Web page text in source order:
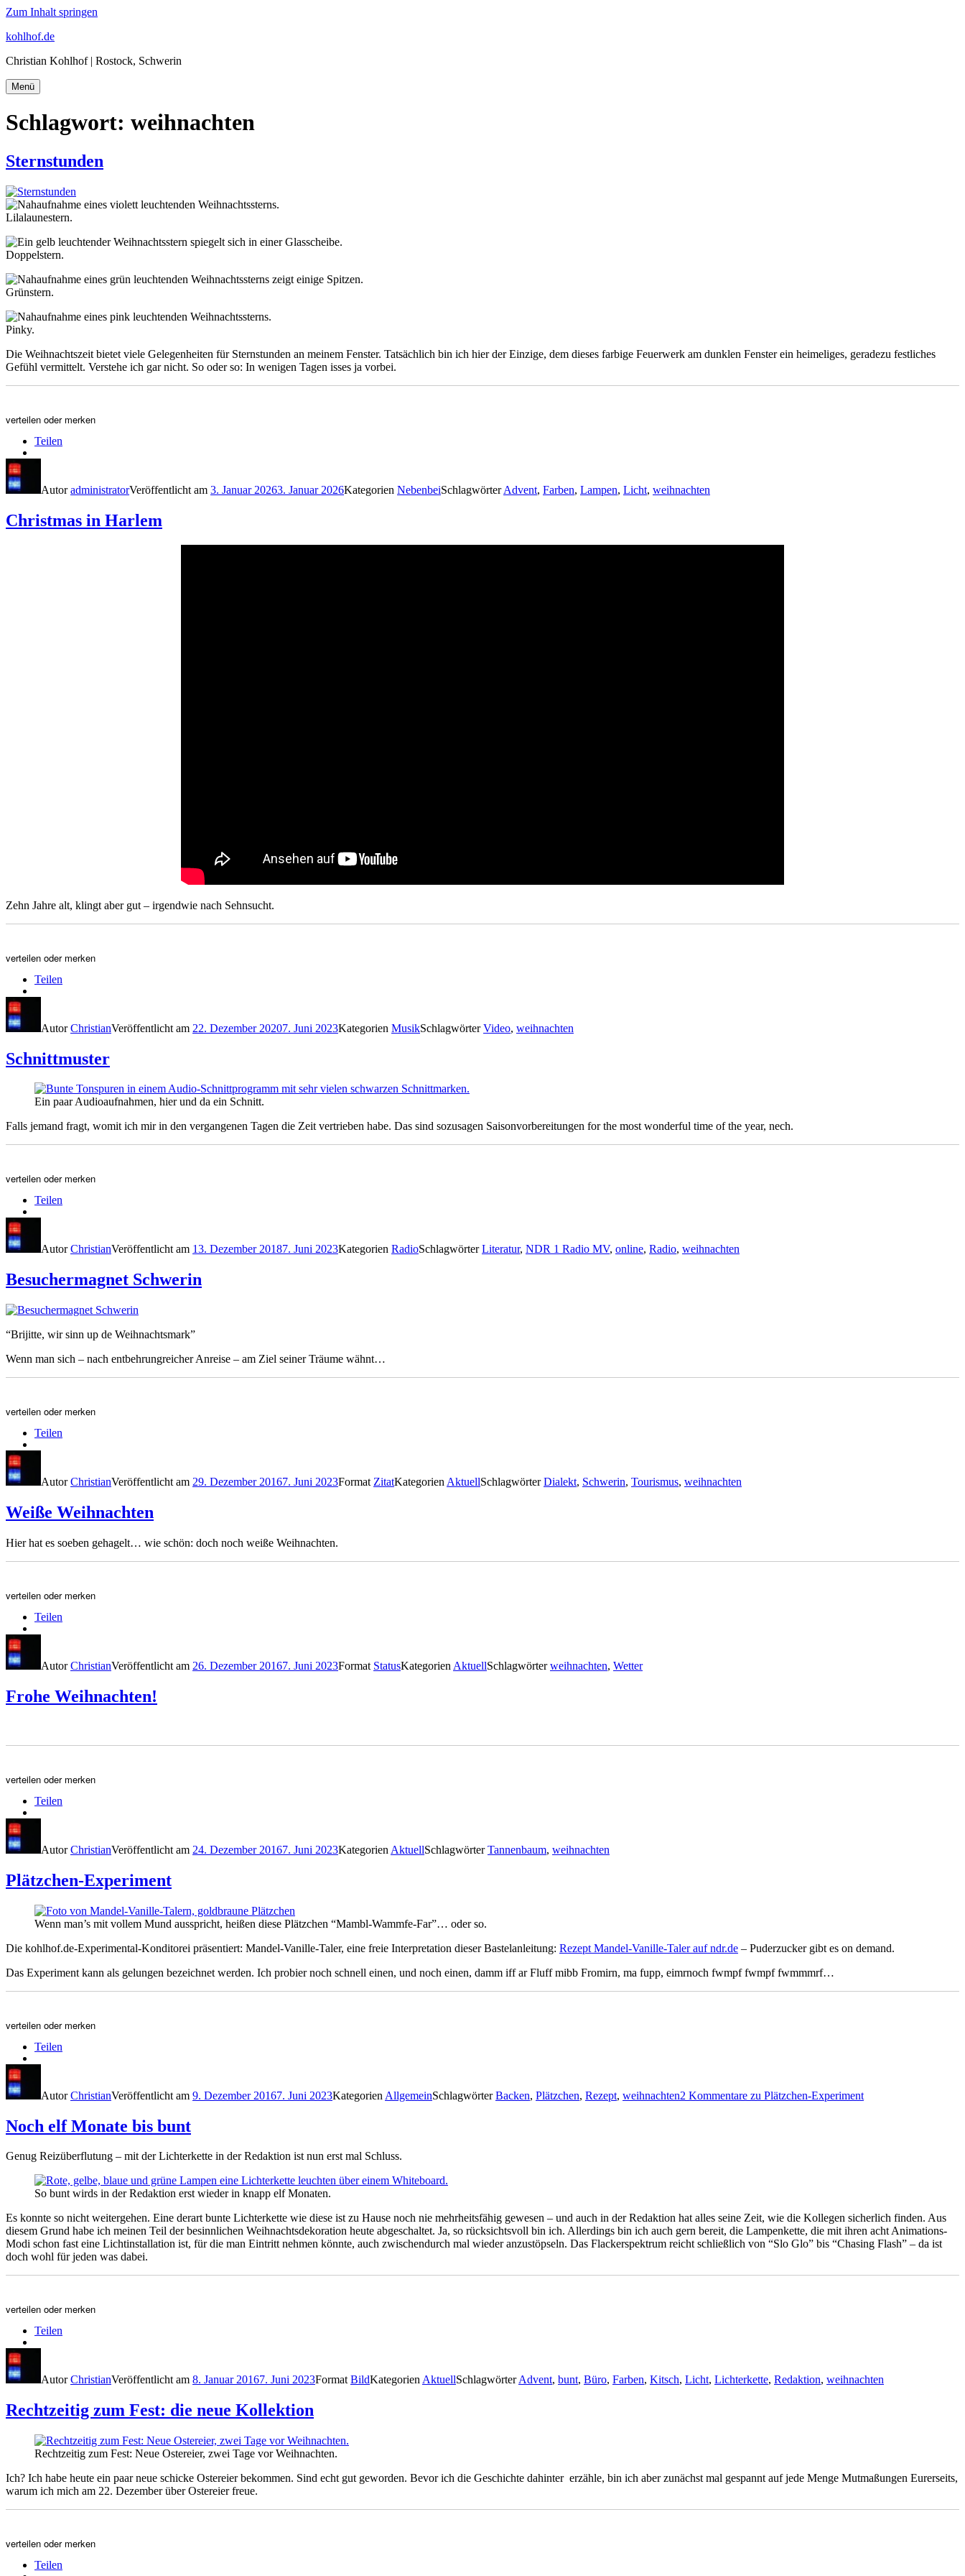
Zum Inhalt springen
kohlhof.de
Christian Kohlhof | Rostock, Schwerin
Menü
Schlagwort: weihnachten
Sternstunden
Lilalaunestern.
Doppelstern.
Grünstern.
Pinky.
Die Weihnachtszeit bietet viele Gelegenheiten für Sternstunden an meinem Fenster. Tatsächlich bin ich hier der Einzige, dem dieses farbige Feuerwerk am dunklen Fenster ein heimeliges, geradezu festliches
Gefühl vermittelt. Verstehe ich gar nicht. So oder so: In wenigen Tagen isses ja vorbei.
verteilen oder merken
Teilen
AutoradministratorVeröffentlicht am 3. Januar 20263. Januar 2026Kategorien NebenbeiSchlagwörterAdvent, Farben, Lampen, Licht, weihnachten
Christmas in Harlem
Zehn Jahre alt, klingt aber gut – irgendwie nach Sehnsucht.
verteilen oder merken
Teilen
AutorChristianVeröffentlicht am 22. Dezember 20207. Juni 2023Kategorien MusikSchlagwörterVideo, weihnachten
Schnittmuster
Ein paar Audioaufnahmen, hier und da ein Schnitt.
Falls jemand fragt, womit ich mir in den vergangenen Tagen die Zeit vertrieben habe. Das sind sozusagen Saisonvorbereitungen for the most wonderful time of the year, nech.
verteilen oder merken
Teilen
AutorChristianVeröffentlicht am 13. Dezember 20187. Juni 2023Kategorien RadioSchlagwörterLiteratur, NDR 1 Radio MV, online, Radio, weihnachten
Besuchermagnet Schwerin
“Brijitte, wir sinn up de Weihnachtsmark”
Wenn man sich – nach entbehrungreicher Anreise – am Ziel seiner Träume wähnt…
verteilen oder merken
Teilen
AutorChristianVeröffentlicht am 29. Dezember 20167. Juni 2023Format ZitatKategorien AktuellSchlagwörterDialekt, Schwerin, Tourismus, weihnachten
Weiße Weihnachten
Hier hat es soeben gehagelt… wie schön: doch noch weiße Weihnachten.
verteilen oder merken
Teilen
AutorChristianVeröffentlicht am 26. Dezember 20167. Juni 2023Format StatusKategorien AktuellSchlagwörterweihnachten, Wetter
Frohe Weihnachten!
verteilen oder merken
Teilen
AutorChristianVeröffentlicht am 24. Dezember 20167. Juni 2023Kategorien AktuellSchlagwörterTannenbaum, weihnachten
Plätzchen-Experiment
Wenn man’s mit vollem Mund ausspricht, heißen diese Plätzchen “Mambl-Wammfe-Far”… oder so.
Die kohlhof.de-Experimental-Konditorei präsentiert: Mandel-Vanille-Taler, eine freie Interpretation dieser Bastelanleitung: Rezept Mandel-Vanille-Taler auf ndr.de – Puderzucker gibt es on demand.
Das Experiment kann als gelungen bezeichnet werden. Ich probier noch schnell einen, und noch einen, damm iff ar Fluff mibb Fromirn, ma fupp, eimrnoch fwmpf fwmpf fwmmmrf…
verteilen oder merken
Teilen
AutorChristianVeröffentlicht am 9. Dezember 20167. Juni 2023Kategorien AllgemeinSchlagwörterBacken, Plätzchen, Rezept, weihnachten2 Kommentare zu Plätzchen-Experiment
Noch elf Monate bis bunt
Genug Reizüberflutung – mit der Lichterkette in der Redaktion ist nun erst mal Schluss.
So bunt wirds in der Redaktion erst wieder in knapp elf Monaten.
Es konnte so nicht weitergehen. Eine derart bunte Lichterkette wie diese ist zu Hause noch nie mehrheitsfähig gewesen – und auch in der Redaktion hat alles seine Zeit, wie die Kollegen sicherlich finden. Aus
diesem Grund habe ich meinen Teil der besinnlichen Weihnachtsdekoration heute abgeschaltet. Ja, so rücksichtsvoll bin ich. Allerdings bin ich auch gern bereit, die Lampenkette, die mit ihren acht Animations-
Modi schon fast eine Lichtinstallation ist, für die man Eintritt nehmen könnte, auch zwischendurch mal wieder anzustöpseln. Das Flackerspektrum reicht schließlich von “Slo Glo” bis “Chasing Flash” – da ist
doch wohl für jeden was dabei.
verteilen oder merken
Teilen
AutorChristianVeröffentlicht am 8. Januar 20167. Juni 2023FormatBildKategorienAktuellSchlagwörterAdvent, bunt, Büro, Farben, Kitsch, Licht, Lichterkette, Redaktion, weihnachten
Rechtzeitig zum Fest: die neue Kollektion
Rechtzeitig zum Fest: Neue Ostereier, zwei Tage vor Weihnachten.
Ich? Ich habe heute ein paar neue schicke Ostereier bekommen. Sind echt gut geworden. Bevor ich die Geschichte dahinter erzähle, bin ich aber zunächst mal gespannt auf jede Menge Mutmaßungen Eurerseits,
warum ich mich am 22. Dezember über Ostereier freue.
verteilen oder merken
Teilen